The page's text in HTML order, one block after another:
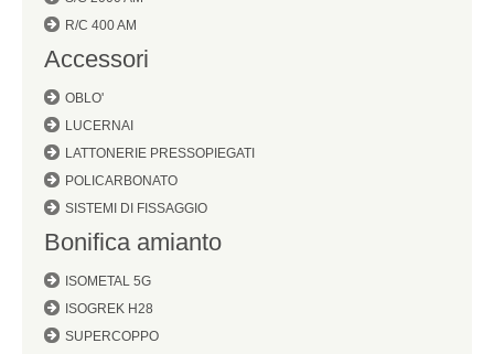
R/C 400 AM
Accessori
OBLO'
LUCERNAI
LATTONERIE PRESSOPIEGATI
POLICARBONATO
SISTEMI DI FISSAGGIO
Bonifica amianto
ISOMETAL 5G
ISOGREK H28
SUPERCOPPO